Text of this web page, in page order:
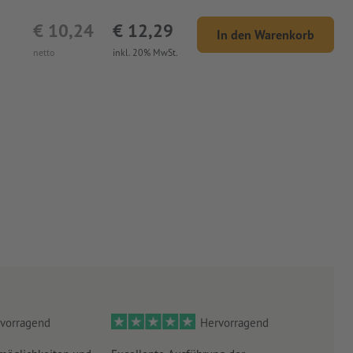
netto
€ 10,24
inkl. 20% MwSt.
€ 12,29 In den Warenkorb
Hervorragend